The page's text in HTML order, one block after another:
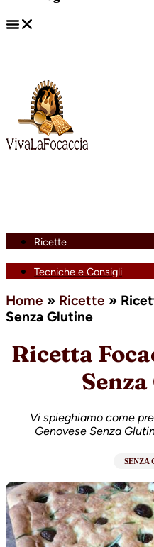
Ricette
Tecniche e Consigli
Home » Ricette »
Senza Glutine
Ricetta
Vi spieghiamo come
Genovese Senza
SENZA